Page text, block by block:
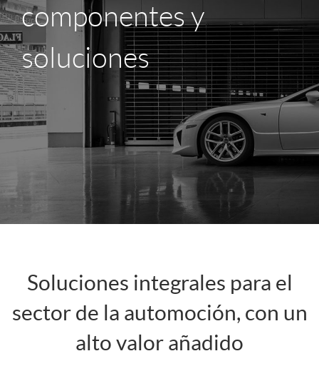
componentes y
soluciones
Soluciones integrales para el
sector de la automoción, con un
alto valor añadido